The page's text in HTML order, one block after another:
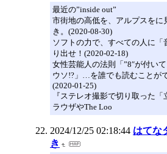
最近の”inside out”
市街地の高低を、アルプスをに
き。(2020-08-30)
ソフトの力で、すべての人に
り出せ！(2020-02-18)
女性芸能人の法則「”8″が付い
ウソ!?」…を誰でも読むことが
(2020-01-25)
『ステレオ撮影で切り取った
ラウザやThe Loo
2024/12/25 02:18:44 はてな
き